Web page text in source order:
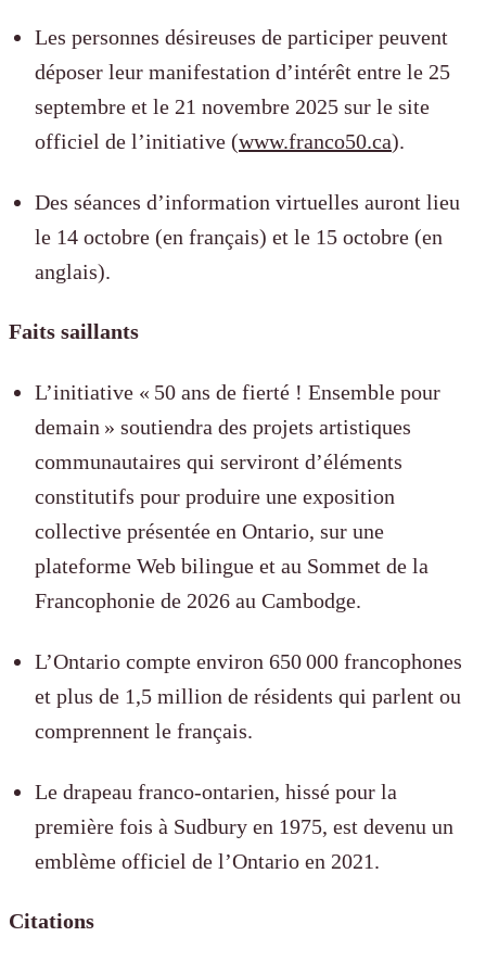
Les personnes désireuses de participer peuvent
déposer leur manifestation d’intérêt entre le 25
septembre et le 21 novembre 2025 sur le site
officiel de l’initiative (www.franco50.ca).
Des séances d’information virtuelles auront lieu
le 14 octobre (en français) et le 15 octobre (en
anglais).
Faits saillants
L’initiative « 50 ans de fierté ! Ensemble pour
demain » soutiendra des projets artistiques
communautaires qui serviront d’éléments
constitutifs pour produire une exposition
collective présentée en Ontario, sur une
plateforme Web bilingue et au Sommet de la
Francophonie de 2026 au Cambodge.
L’Ontario compte environ 650 000 francophones
et plus de 1,5 million de résidents qui parlent ou
comprennent le français.
Le drapeau franco-ontarien, hissé pour la
première fois à Sudbury en 1975, est devenu un
emblème officiel de l’Ontario en 2021.
Citations